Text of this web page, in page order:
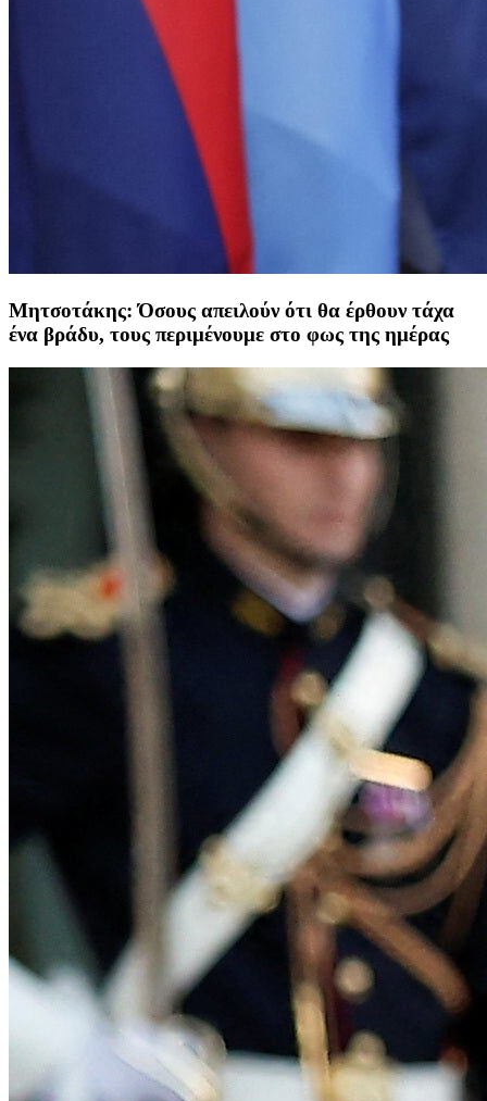
Μητσοτάκης: Όσους απειλούν ότι θα έρθουν τάχα
ένα βράδυ, τους περιμένουμε στο φως της ημέρας